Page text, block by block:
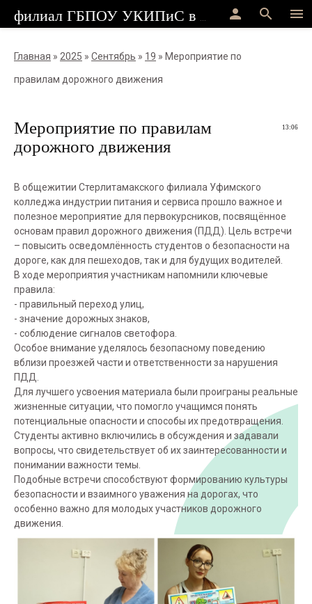
menu
search
person
Главная » 2025 » Сентябрь » 19 » Мероприятие по
правилам дорожного движения
13:06
Мероприятие по правилам
дорожного движения
В общежитии Стерлитамакского филиала Уфимского
колледжа индустрии питания и сервиса прошло важное и
полезное мероприятие для первокурсников, посвящённое
основам правил дорожного движения (ПДД). Цель встречи
– повысить осведомлённость студентов о безопасности на
дороге, как для пешеходов, так и для будущих водителей.
В ходе мероприятия участникам напомнили ключевые
правила:
- правильный переход улиц,
- значение дорожных знаков,
- соблюдение сигналов светофора.
Особое внимание уделялось безопасному поведению
вблизи проезжей части и ответственности за нарушения
ПДД.
Для лучшего усвоения материала были проиграны реальные
жизненные ситуации, что помогло учащимся понять
потенциальные опасности и способы их предотвращения.
Студенты активно включились в обсуждения и задавали
вопросы, что свидетельствует об их заинтересованности и
понимании важности темы.
Подобные встречи способствуют формированию культуры
безопасности и взаимного уважения на дорогах, что
особенно важно для молодых участников дорожного
движения.